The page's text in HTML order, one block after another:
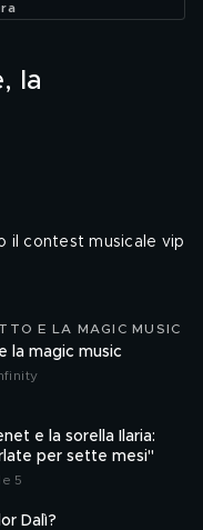
la
il contest musicale vip
E LA MAGIC MUSIC
la magic music
e la sorella Ilaria:
per sette mesi"
5
Dalì?